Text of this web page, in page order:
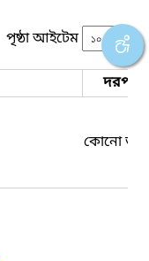
পৃষ্ঠা আইটেম
দরপত্র
কোনো তথ্য